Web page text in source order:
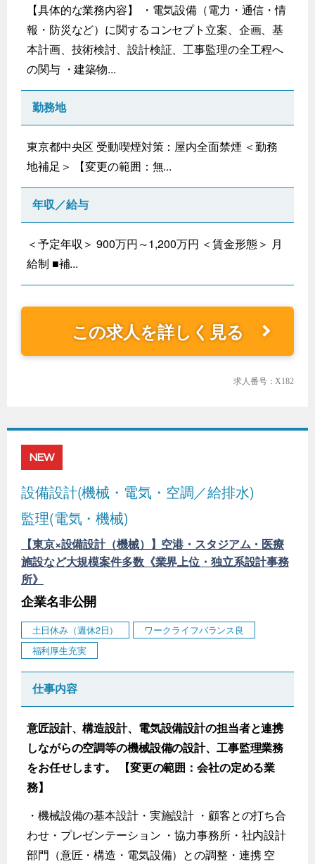
【具体的な業務内容】 ・電気設備（電力・通信・情
報・防災など）に関するコンセプト立案、企画、基
本計画、技術検討、設計検証、工事監理の全工程へ
の関与 ・建築物...
勤務地
東京都中央区 受動喫煙対策：屋内全面禁煙 ＜勤務
地補足＞ 【変更の範囲：無...
年収／給与
＜予定年収＞ 900万円～1,200万円 ＜賃金形態＞ 月
給制 ■補...
この求人を詳しく見る
求人番号：X182
NEW
設備設計(機械・電気・空調／給排水)
監理(電気・機械)
【東京×設備設計（機械）】空港・スタジアム・医療
施設など大規模案件多数《業界上位・独立系設計事務
所》
企業名非公開
土日休み（週休2日）
ワークライフバランス良
福利厚生充実
仕事内容
意匠設計、構造設計、電気設備設計の担当者と連携
しながらの空調等の機械設備の設計、工事監理業務
をお任せします。 【変更の範囲：会社の定める業
務】
・機械設備の基本設計・実施設計 ・顧客との打ち合
わせ・プレゼンテーション ・協力事務所・社内設計
部門（意匠・構造・電気設備）との調整・連携 空